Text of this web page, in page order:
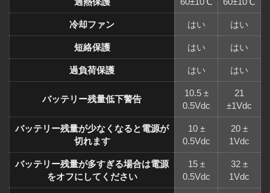
冷却ファン はい はい
短絡保護 はい はい
過負荷保護 はい はい
バッテリー残量低下警告
10.5 ±
0.5Vdc
21
±1Vdc
バッテリー残量が少なくなると電源が
切れます
10 ±
0.5Vdc
20 ±
1Vdc
バッテリー残量が多すぎる場合は電源
をオフにしてください
15 ±
0.5Vdc
32 ±
1Vdc